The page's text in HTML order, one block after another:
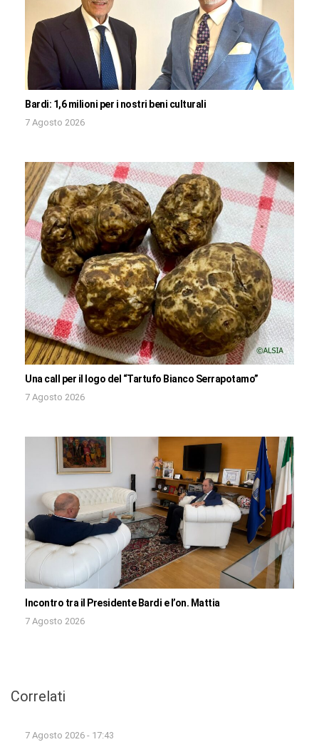
Bardi: 1,6 milioni per i nostri beni culturali
7 Agosto 2026
Una call per il logo del “Tartufo Bianco Serrapotamo”
7 Agosto 2026
Incontro tra il Presidente Bardi e l’on. Mattia
7 Agosto 2026
Correlati
7 Agosto 2026 - 17:43